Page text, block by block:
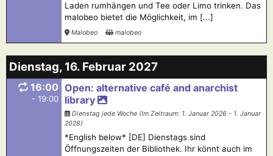
Laden rumhängen und Tee oder Limo trinken. Das
malobeo bietet die Möglichkeit, im [...]
Malobeo malobeo
Dienstag, 16. Februar 2027
16:00
- 19:00
Open: alternative café and anarchist
library
Dienstag jede Woche (Im Zeitraum: 1. Januar 2026 - 1. Januar
2028)
*English below* [DE] Dienstags sind
Öffnungszeiten der Bibliothek. Ihr könnt auch im